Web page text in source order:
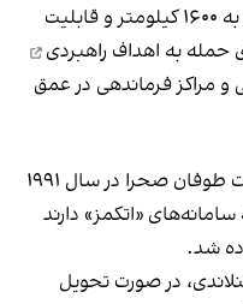
موشک‌های تاماهاوک با بردی نزدیک به ۱۶۰۰ کیلومتر و قابلیت
حمله به اهداف راهبردی
و مراکز فرماندهی در عمق
این موشک‌ها نخستین بار در عملیات طوفان صحرا در سال ۱۹۹۱
«اتکمز» دارند
شد.
در صورت تحویل